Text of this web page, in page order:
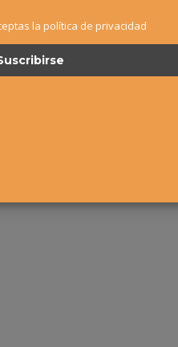
la política de privacidad